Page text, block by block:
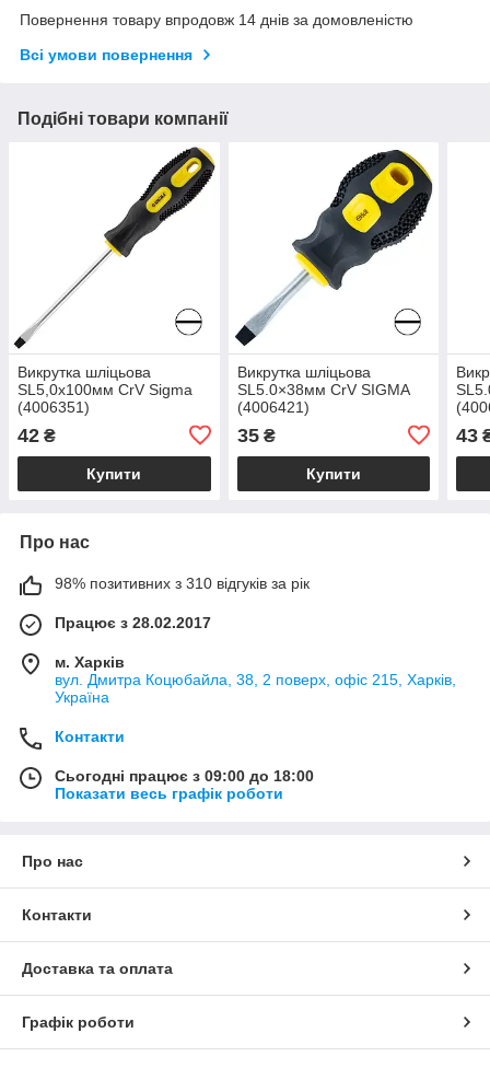
Повернення товару впродовж 14 днів за домовленістю
Всі умови повернення
Подібні товари компанії
Викрутка шліцьова
SL5,0х100мм CrV Sigma
(4006351)
42 ₴
Купити
Викрутка шліцьова
SL5.0×38мм CrV SIGMA
(4006421)
35₴
Купити
43
Про нас
98% позитивних з 310 відгуків за рік
Працює з 28.02.2017
м. Харків
вул. Дмитра Коцюбайла, 38, 2 поверх, офіс 215, Харків,
Україна
Контакти
Сьогодні працює з 09:00 до 18:00
Показати весь графік роботи
Про нас
Контакти
Доставка та оплата
Графік роботи